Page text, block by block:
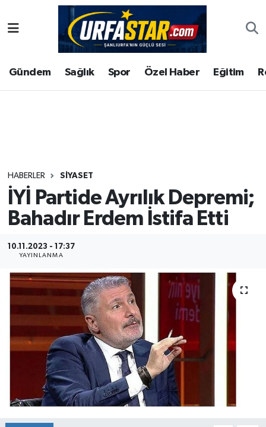
Gündem Sağlık Spor Özel Haber Eğitim
HABERLER SIYASET
İYİ Partide Ayrılık Depremi;
Bahadır Erdem İstifa Etti
10.11.2023 - 17:37
YAYINLANMA
ASAYİS
ÇEVRE
Gündem
Kültür
Magazin
Şanlıurfa Nöbetçi Eczaneler
Şanlıurfa Hava Durumu
Tüm Manşetler
Son Dakika Haberleri
Haber Arşivi